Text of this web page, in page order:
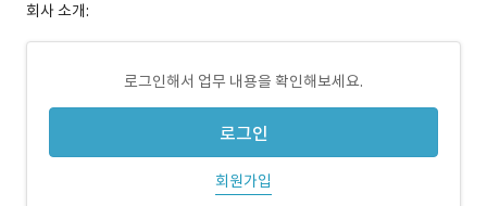
회사 소개:
로그인해서 업무 내용을 확인해보세요.
로그인
회원가입